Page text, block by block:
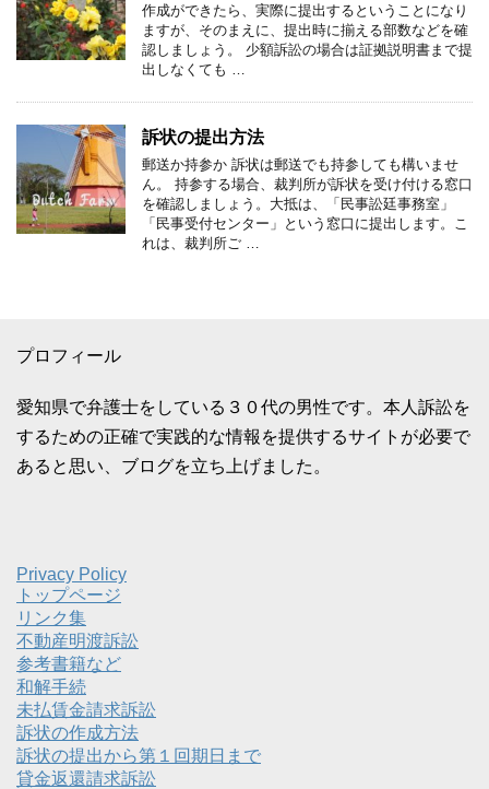
作成ができたら、実際に提出するということになり
ますが、そのまえに、提出時に揃える部数などを確
認しましょう。 少額訴訟の場合は証拠説明書まで提
出しなくても …
訴状の提出方法
郵送か持参か 訴状は郵送でも持参しても構いませ
ん。 持参する場合、裁判所が訴状を受け付ける窓口
を確認しましょう。大抵は、「民事訟廷事務室」
「民事受付センター」という窓口に提出します。こ
れは、裁判所ご …
プロフィール
愛知県で弁護士をしている３０代の男性です。本人訴訟を
するための正確で実践的な情報を提供するサイトが必要で
あると思い、ブログを立ち上げました。
Privacy Policy
トップページ
リンク集
不動産明渡訴訟
参考書籍など
和解手続
未払賃金請求訴訟
訴状の作成方法
訴状の提出から第１回期日まで
貸金返還請求訴訟